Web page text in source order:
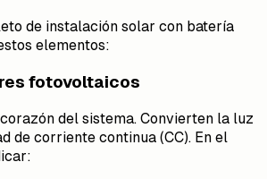
de instalación solar con batería
elementos:
fotovoltaicos
del sistema. Convierten la luz
de corriente continua (CC). En el